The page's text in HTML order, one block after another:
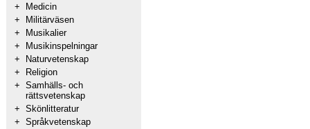
+
Medicin
+
Militärväsen
+
Musikalier
+
Musikinspelningar
+
Naturvetenskap
+
Religion
+ Samhälls- och
rättsvetenskap
+ Skönlitteratur
+ Språkvetenskap